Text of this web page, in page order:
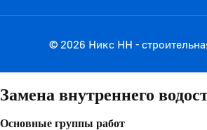
© 2026 Никс НН -
Замена внутреннего
Основные группы работ